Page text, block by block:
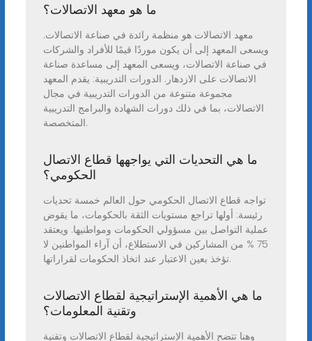
ما هو معهد الاتصالات؟
معهد الاتصالات هو منظمة رائدة في صناعة الاتصالات.
ويسعى المعهد إلى أن يكون موردًا قيمًا للأفراد والشركات
في صناعة الاتصالات، ويسعى المعهد إلى مساعدة صناعة
الاتصالات على الازدهار. الدورات التدريبية: يقدم المعهد
مجموعة متنوعة من الدورات التدريبية في مجال
الاتصالات، بما في ذلك دورات الشهادة والبرامج التدريبية
المتخصصة.
ما هي التحديات التي يواجهها قطاع الاتصال
الحكومي؟
تواجه قطاع الاتصال الحكومي حول العالم خمسة تحديات
رئيسة: أولها تراجع مستويات الثقة بالحكومات، ما يقوض
عملية التواصل بين مسؤولي الحكومات ومواطنيها. ويعتقد
75 % من المشاركين في الاستطلاع، أن آراء المواطنين لا
تؤخذ بعين الاعتبار عند اتخاذ الحكومات لقراراتها.
ما هي الأهمية الإستراتيجية لقطاع الاتصالات
وتقنية المعلومات؟
وهنا تتضح الأهمية الإستراتيجية لقطاع الاتصالات وتقنية